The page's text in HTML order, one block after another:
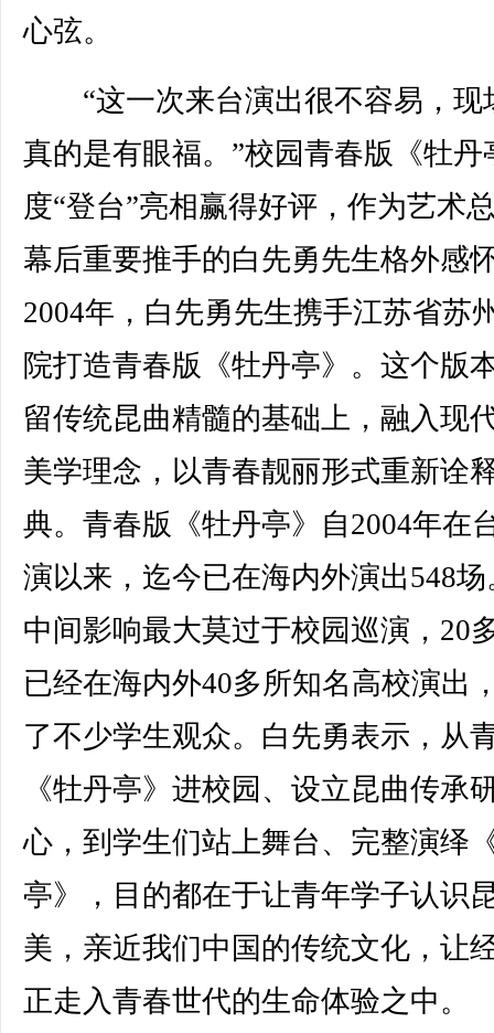
心弦。
“这一次来台演出很不容易，现
真的是有眼福。”校园青春版《牡丹
度“登台”亮相赢得好评，作为艺术
幕后重要推手的白先勇先生格外感
2004年，白先勇先生携手江苏省苏
院打造青春版《牡丹亭》。这个版
留传统昆曲精髓的基础上，融入现
美学理念，以青春靓丽形式重新诠
典。青春版《牡丹亭》自2004年在
演以来，迄今已在海内外演出548场
中间影响最大莫过于校园巡演，20
已经在海内外40多所知名高校演出
了不少学生观众。白先勇表示，从
《牡丹亭》进校园、设立昆曲传承
心，到学生们站上舞台、完整演绎
亭》，目的都在于让青年学子认识
美，亲近我们中国的传统文化，让
正走入青春世代的生命体验之中。